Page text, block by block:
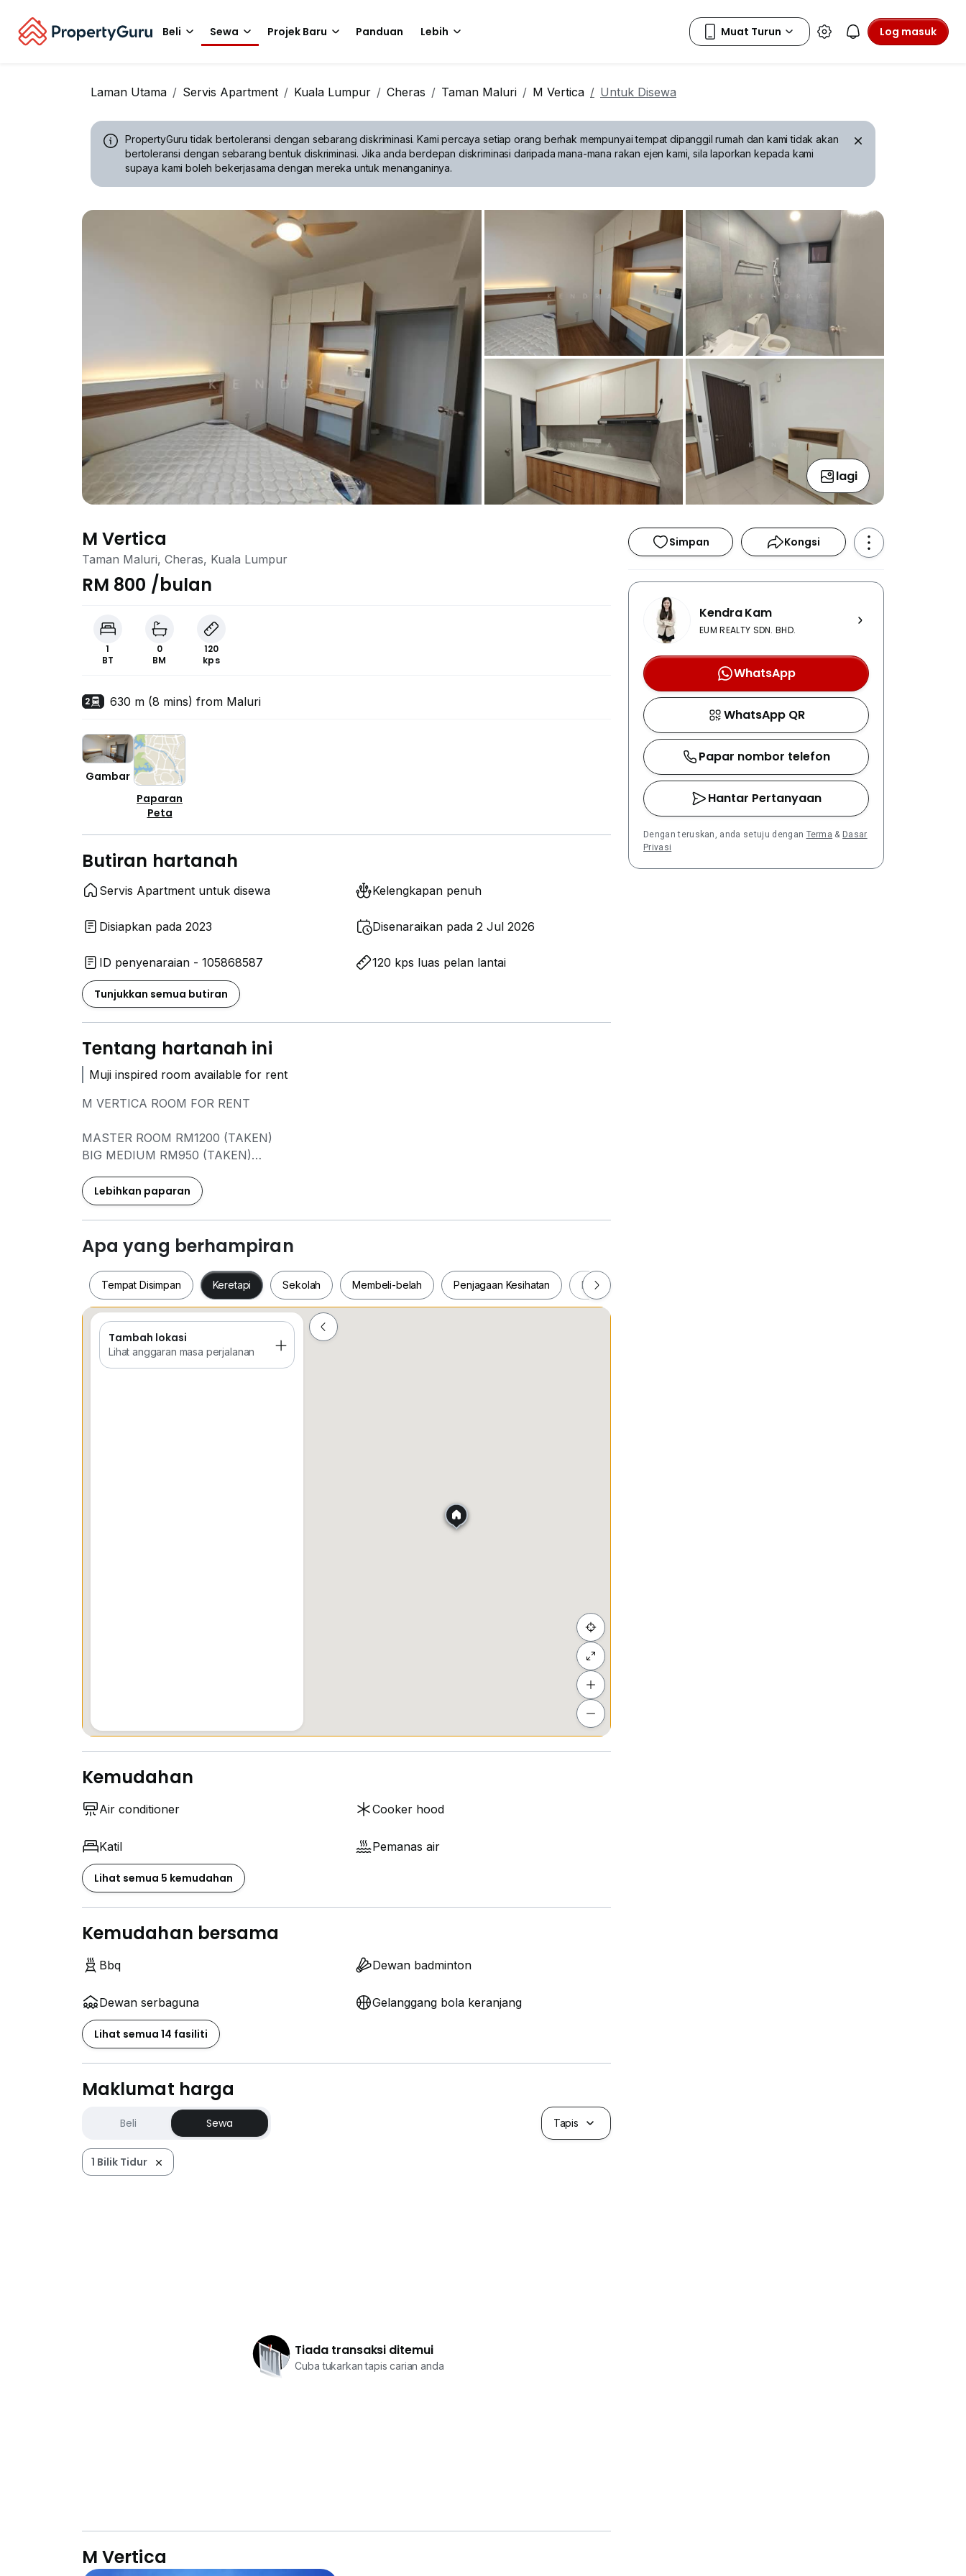
Beli Sewa Projek Baru Panduan Lebih Log masuk
Laman Utama Servis Apartment Kuala Lumpur Cheras Taman Maluri M Vertica Untuk Disewa
PropertyGuru tidak bertoleransi dengan sebarang diskriminasi.Kami percaya setiap orang berhak mempunyai tempat dipanggil rumah dan kami tidak akan
bertoleransi dengan sebarang bentuk diskriminasi. Jika anda berdepan diskriminasi daripada mana-mana rakan ejen kami, sila laporkan kepada kami
supaya kami boleh bekerjasama dengan mereka untuk menanganinya.
lagi
M Vertica
Taman Maluri, Cheras, Kuala Lumpur
RM 800 /bulan
1
BT
0
BM
120
kps
2 630 m (8 mins) from Maluri
Gambar
Paparan
Peta
Butiran hartanah
Servis Apartment untuk disewa Kelengkapan penuh
Disiapkan pada 2023 Disenaraikan pada 2 Jul 2026
ID penyenaraian - 105868587 120 kps luas pelan lantai
Tunjukkan semua butiran
Tentang hartanah ini
Muji inspired room available for rent
M VERTICA ROOM FOR RENT
MASTER ROOM RM1200 (TAKEN)
BIG MEDIUM RM950 (TAKEN)
SMALL ROOM RM700 (TAKEN)
ROOMS COME FULLY FURNISHED WITH :-
DIVAN
MATTRESS
WARDROBE
TABLE AND CHAIR
CALL/WHATSAPP Kendra
Lebihkan paparan
Apa yang berhampiran
Tempat Disimpan Keretapi Sekolah Membeli-belah Penjagaan Kesihatan Makanan & Minuman
Tempat Disimpan Sekolah
Tambah lokasi
Lihat anggaran masa perjalanan
Kemudahan
Air conditioner Cooker hood
Katil Pemanas air
Lihat semua 5 kemudahan
Kemudahan bersama
Bbq Dewan badminton
Dewan serbaguna Gelanggang bola keranjang
Lihat semua 14 fasiliti
Maklumat harga
Beli Sewa Tapis
1 Bilik Tidur
Tiada transaksi ditemui
Cuba tukarkan tapis carian anda
M Vertica
Simpan Kongsi
Kendra Kam
EUM REALTY SDN. BHD.
WhatsApp
WhatsApp QR
Papar nombor telefon
Hantar Pertanyaan
Dengan teruskan, anda setuju dengan Terma & Dasar
Privasi